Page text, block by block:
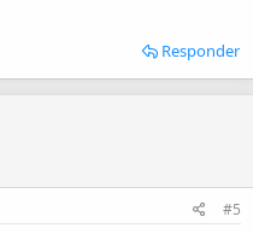
Responder
#5